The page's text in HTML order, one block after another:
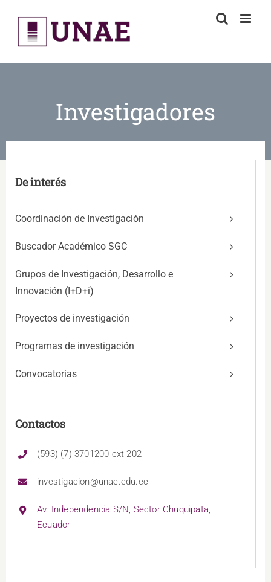
content
Investigadores
De interés
Coordinación de Investigación
Buscador Académico SGC
Grupos de Investigación, Desarrollo e
Innovación (I+D+i)
Proyectos de investigación
Programas de investigación
Convocatorias
Contactos
(593) (7) 3701200 ext 202
investigacion@unae.edu.ec
Av. Independencia S/N, Sector Chuquipata,
Ecuador